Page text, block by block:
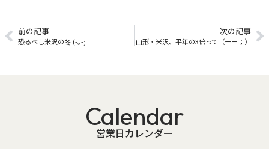
前の記事
恐るべし米沢の冬 (-｡-;
次の記事
山形・米沢、平年の3倍って（ーー；）
Calendar
営業日カレンダー